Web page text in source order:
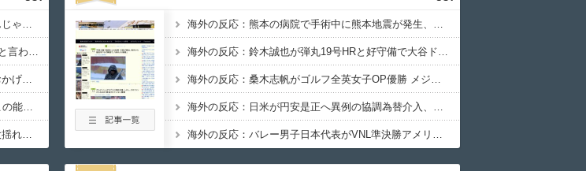
韓国人「日本のサッカー協会も性接待やってるんじゃないですか？」
韓国人「今海外で韓国2002W杯ベスト4も怪しいと言われてるよ！性接待がバレちゃったからね」
韓国人「現在の日本の沖縄のスーパーは台風のおかげでこうなりました」
韓国人「MLBで日本人より韓国人選手のほうがこの能力だけは上だよね」
韓国人「熊本地震発生時の病院手術中に突然の大揺れが凄まじい状況だ」
海外の反応：熊本の病院で手術中に熊本地震が発生、大揺れの中でも患者を守った医師たちの対応ぶりに海外大絶賛
海外の反応：鈴木誠也が弾丸19号HRと好守備で大谷ドジャース撃破に貢献「トレードされなくて良かった」とカブスファン絶賛
海外の反応：桑木志帆がゴルフ全英女子OP優勝 メジャー初制覇の偉業に海外祝福「笑顔が素敵」「2年連続で日本人優勝」
海外の反応：日米が円安是正へ異例の協調為替介入、アメリカ人から米国政府に批判続出、海外投資家からは危機シナリオも
海外の反応：バレー男子日本代表がVNL準決勝アメリカにフルセットで惜敗するも名勝負だったと世界中のファン大感動